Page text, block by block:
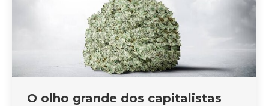
O olho grande dos capitalistas